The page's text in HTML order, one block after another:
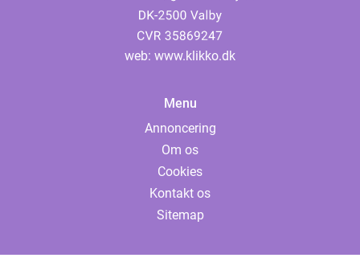
web: www.klikko.dk
Menu
Annoncering
Om os
Cookies
Kontakt os
Sitemap